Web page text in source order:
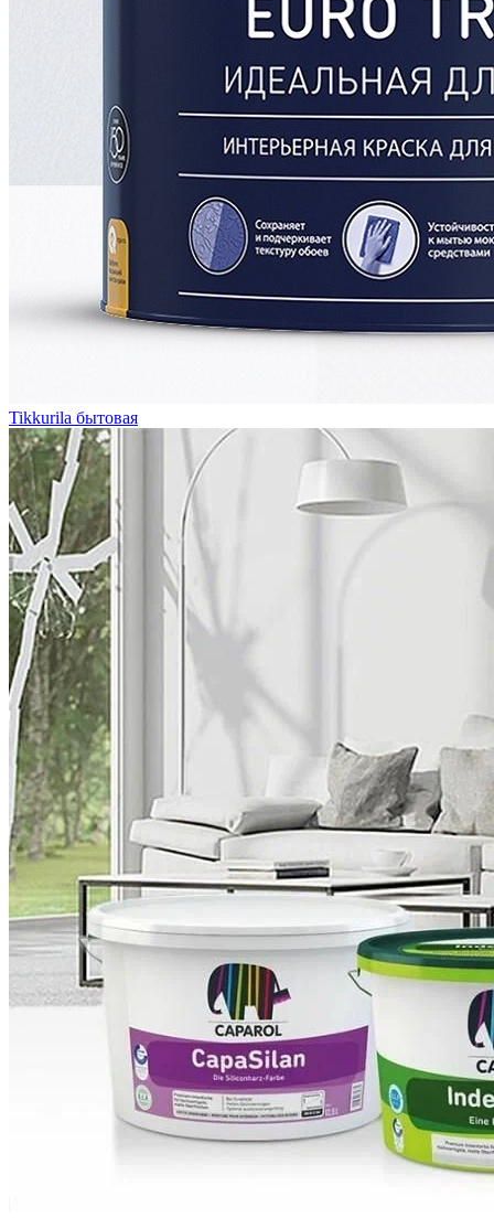
Tikkurila бытовая